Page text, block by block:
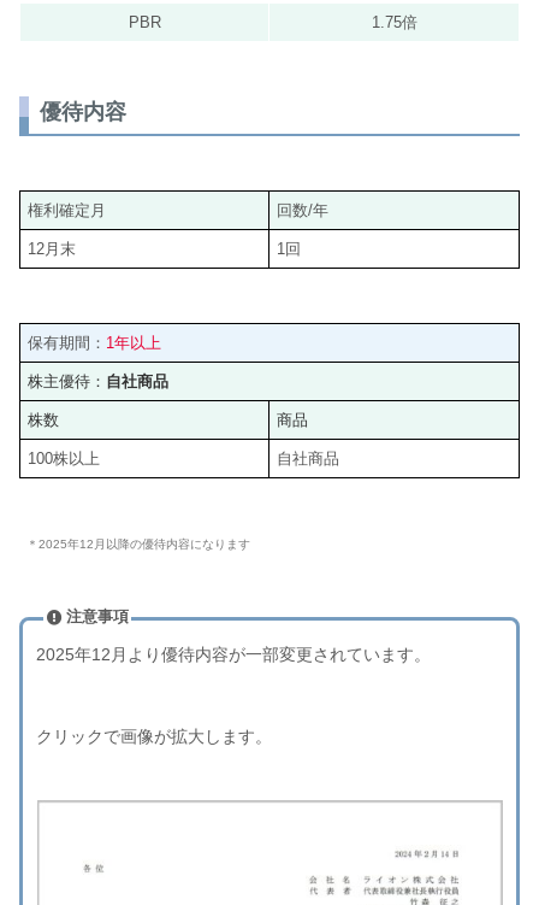
PBR 1.75倍
優待内容
権利確定月 回数/年
12月末 1回
保有期間： 1年以上
株主優待： 自社商品
株数 商品
100株以上 自社商品
＊2025年12月以降の優待内容になります
注意事項
2025年12月より優待内容が一部変更されています。
クリックで画像が拡大します。